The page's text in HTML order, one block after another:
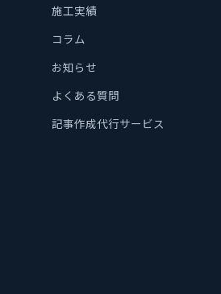
施工実績
コラム
お知らせ
よくある質問
記事作成代行サービス